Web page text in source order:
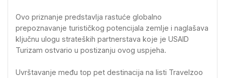
Ovo priznanje predstavlja rastuće globalno
prepoznavanje turističkog potencijala zemlje i naglašava
ključnu ulogu strateških partnerstava koje je USAID
Turizam ostvario u postizanju ovog uspjeha.
Uvrštavanje među top pet destinacija na listi Travelzoo